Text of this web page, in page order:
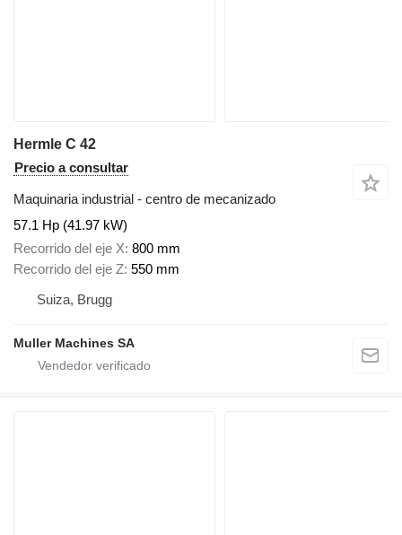
Hermle C 42
Precio a consultar
Maquinaria industrial - centro de mecanizado
57.1 Hp (41.97 kW)
Recorrido del eje X 800 mm
Recorrido del eje Z 550 mm
Suiza, Brugg
Muller Machines SA